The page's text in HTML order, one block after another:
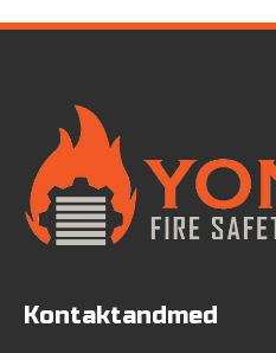
Kontaktandmed